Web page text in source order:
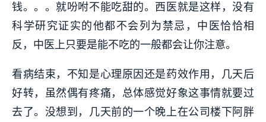
钱。。。就吩咐不能吃甜的。西医就是这样，没有
科学研究证实的他都不会列为禁忌，中医恰恰相
反，中医上只要是能不吃的一般都会让你注意。
看病结束，不知是心理原因还是药效作用，几天后
好转，虽然偶有疼痛，总体感觉好象这事情就要过
去了。没想到，几天前的一个晚上在公司楼下阿胖